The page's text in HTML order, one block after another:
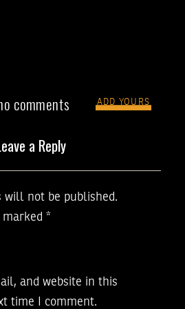
comments ADD YOURS
a Reply
will not be published.
marked *
and website in this
time I comment.